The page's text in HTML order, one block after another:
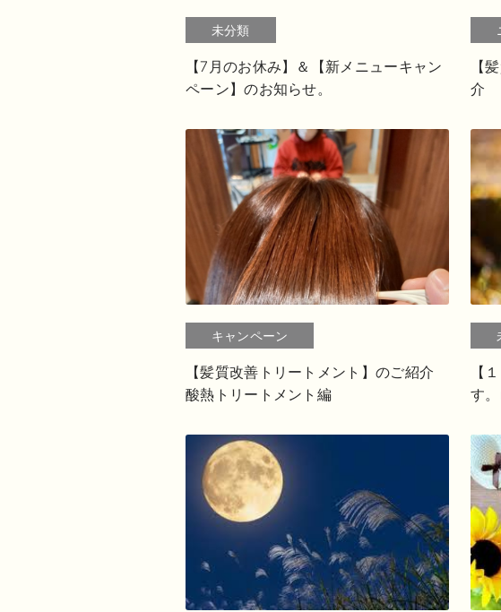
未分類
【7月のお休み】＆【新メニューキャン
ペーン】のお知らせ。
【
介
キャンペーン
【髪質改善トリートメント】のご紹介
酸熱トリートメント編
【
す